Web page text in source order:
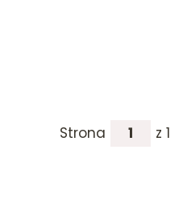
Strona z 1